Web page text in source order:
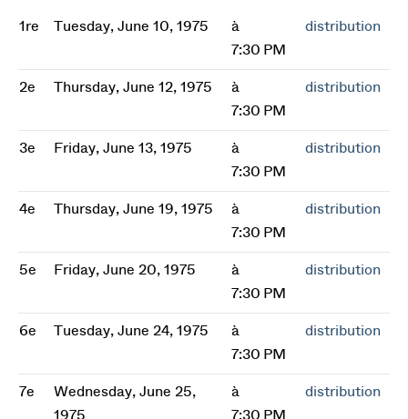
1re Tuesday, June 10, 1975
à
7:30 PM
distribution
2e Thursday, June 12, 1975
à
7:30 PM
distribution
3e Friday, June 13, 1975
à
7:30 PM
distribution
4e Thursday, June 19, 1975
à
7:30 PM
distribution
5e Friday, June 20, 1975
à
7:30 PM
distribution
6e Tuesday, June 24, 1975
à
7:30 PM
distribution
7e
Wednesday, June 25,
1975
à
7:30 PM
distribution